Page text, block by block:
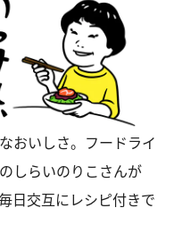
おいしさ。フードライ
しらいのりこさんが
日交互にレシピ付きで